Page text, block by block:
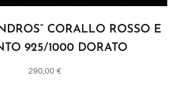
CORALLO ROSSO E
925/1000 DORATO
290,00 €